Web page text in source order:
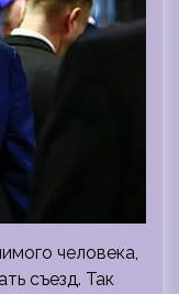
человека,
съезд. Так